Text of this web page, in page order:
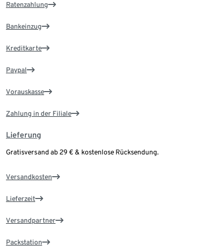
Ratenzahlung
Bankeinzug
Kreditkarte
Paypal
Vorauskasse
Zahlung in der Filiale
Lieferung
Gratisversand ab 29 € & kostenlose Rücksendung.
Versandkosten
Lieferzeit
Versandpartner
Packstation